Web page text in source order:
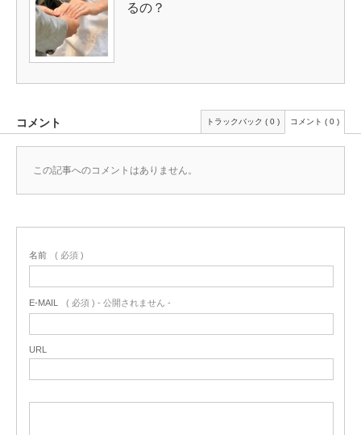
るの？
コメント トラックバック ( 0 ) コメント ( 0 )
この記事へのコメントはありません。
名前 ( 必須 )
E-MAIL ( 必須 ) - 公開されません -
URL